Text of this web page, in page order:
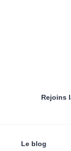
Rejoins
Le blog